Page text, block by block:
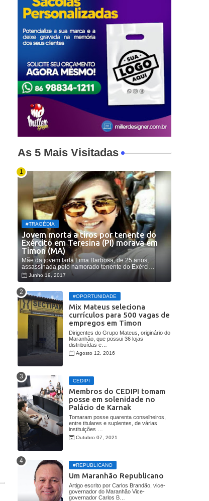
As 5 Mais Visitadas
#TRAGÉDIA
Jovem morta a tiros por tenente do
Exército em Teresina (PI) morava em
Timon (MA)
Mãe da jovem Iarla Lima Barbosa, de 25 anos,
assassinada pelo namorado tenente do Exérci…
Junho 19, 2017
#OPORTUNIDADE
Mix Mateus seleciona
currículos para 500 vagas de
empregos em Timon
Dirigentes do Grupo Mateus, originário do
Maranhão, que possui 36 lojas
distribuídas e…
Agosto 12, 2016
CEDIPI
Membros do CEDIPI tomam
posse em solenidade no
Palácio de Karnak
Tomaram posse quarenta conselheiros,
entre titulares e suplentes, de várias
instituições …
Outubro 07, 2021
#REPUBLICANO
Um Maranhão Republicano
Artigo escrito por Carlos Brandão, vice-
governador do Maranhão Vice-
governador Carlos B…